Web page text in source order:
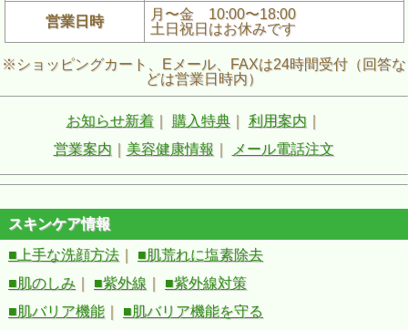
営業日時
月〜金 10:00〜18:00
土日祝日はお休みです
※ショッピングカート、Eメール、FAXは24時間受付（回答な
どは営業日時内）
お知らせ新着｜ 購入特典｜ 利用案内
営業案内
美容健康情報 メール電話注文
スキンケア情報
■上手な洗顔方法
■肌荒れに塩素除去
■肌のしみ
■紫外線
■紫外線対策
■肌バリア機能
■肌バリア機能を守る